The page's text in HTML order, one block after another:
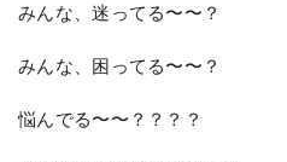
みんな、迷ってる〜〜？
みんな、困ってる〜〜？
悩んでる〜〜？？？？